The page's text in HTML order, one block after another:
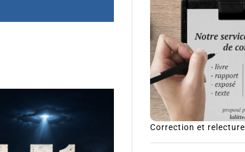
Correction et relecture